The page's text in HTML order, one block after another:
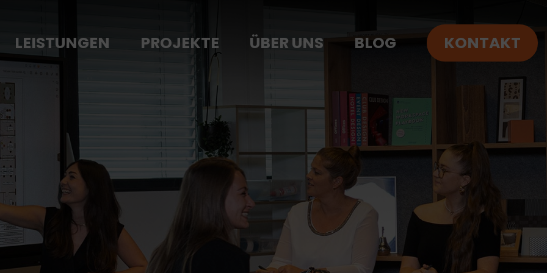
LEISTUNGEN PROJEKTE ÜBER UNS BLOG KONTAKT